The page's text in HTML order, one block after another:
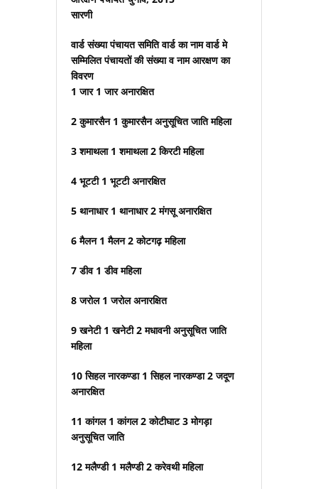
सारणी
वार्ड संख्या पंचायत समिति वार्ड का नाम वार्ड मे
सम्मिलित पंचायतों की संख्या व नाम आरक्षण का
विवरण
1 जार 1 जार अनारक्षित
2 कुमारसैन 1 कुमारसैन अनुसूचित जाति महिला
3 शमाथला 1 शमाथला 2 किरटी महिला
4 भूटटी 1 भूटटी अनारक्षित
5 थानाधार 1 थानाधार 2 मंगसू अनारक्षित
6 मैलन 1 मैलन 2 कोटगढ़ महिला
7 डीव 1 डीव महिला
8 जरोल 1 जरोल अनारक्षित
9 खनेटी 1 खनेटी 2 मधावनी अनुसूचित जाति
महिला
10 सिहल नारकण्डा 1 सिहल नारकण्डा 2 जदूण
अनारक्षित
11 कांगल 1 कांगल 2 कोटीघाट 3 मोगड़ा
अनुसूचित जाति
12 मलैण्डी 1 मलैण्डी 2 करेवथी महिला